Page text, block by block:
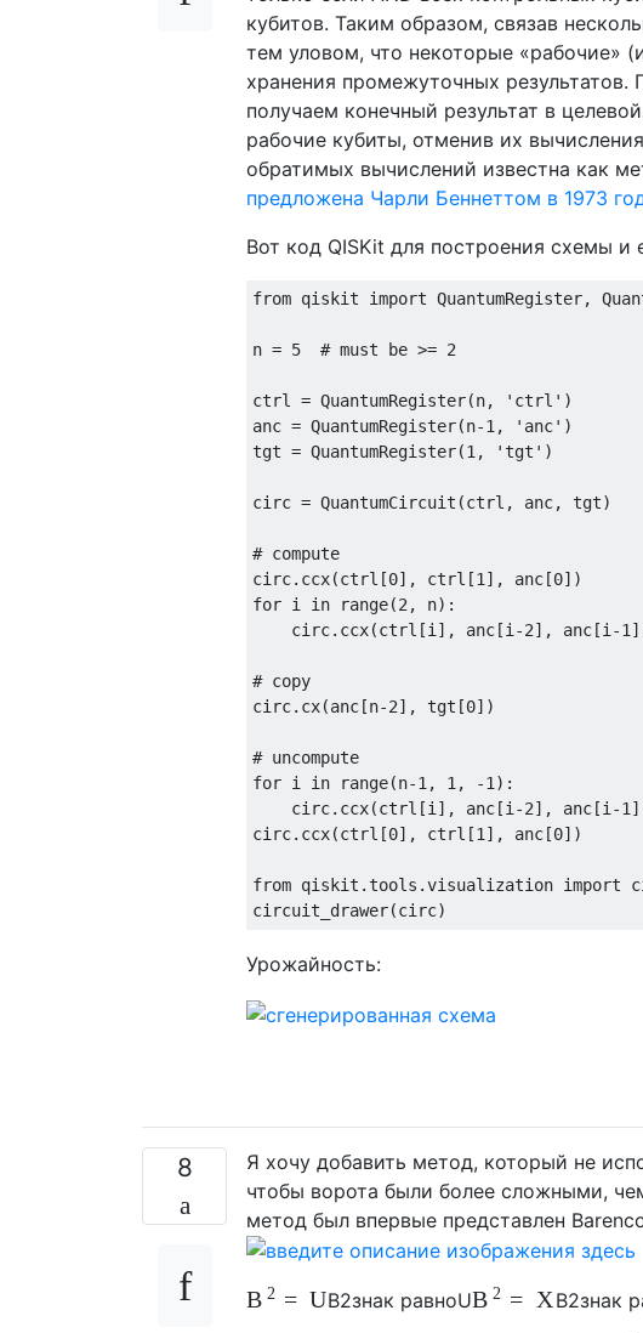
кубитов. Таким образом, связав
тем уловом, что некоторые «рабочие»
хранения промежуточных
получаем конечный результат в
рабочие кубиты, отменив их
обратимых вычислений известна как
предложена Чарли Беннеттом в 1973
Вот код QISKit для построения схемы и
from qiskit import QuantumRegister,
n = 5  # must be >= 2
ctrl = QuantumRegister(n, 'ctrl')
anc = QuantumRegister(n-1, 'anc')
tgt = QuantumRegister(1, 'tgt')
circ = QuantumCircuit(ctrl, anc, tgt)
# compute
circ.ccx(ctrl[0], ctrl[1], anc[0])
for i in range(2, n):
circ.ccx(ctrl[i], anc[i-2], anc[i-
# copy
circ.cx(anc[n-2], tgt[0])
# uncompute
for i in range(n-1, 1, -1):
circ.ccx(ctrl[i], anc[i-2], anc[i-
circ.ccx(ctrl[0], ctrl[1], anc[0])
from qiskit.tools.visualization import
Урожайность:
8
Я хочу добавить метод, который не
чтобы ворота были более сложными,
метод был впервые представлен
В 2 = UВ2знак равноUВ 2 = ХВ2знак